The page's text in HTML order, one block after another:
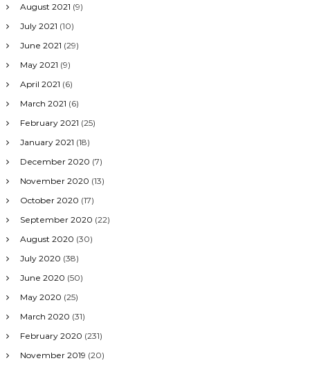
August 2021 (9)
July 2021 (10)
June 2021 (29)
May 2021 (9)
April 2021 (6)
March 2021 (6)
February 2021 (25)
January 2021 (18)
December 2020 (7)
November 2020 (13)
October 2020 (17)
September 2020 (22)
August 2020 (30)
July 2020 (38)
June 2020 (50)
May 2020 (25)
March 2020 (31)
February 2020 (231)
November 2019 (20)